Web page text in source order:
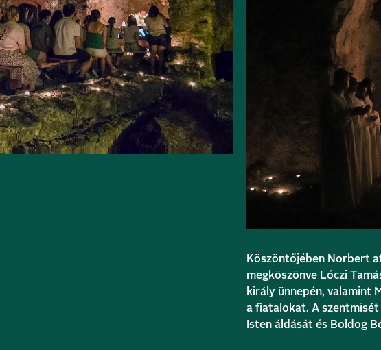
Köszöntőjében Norbert
megköszönve Lóczi
király ünnepén, valamint
a fiatalokat. A
Isten áldását és Boldog